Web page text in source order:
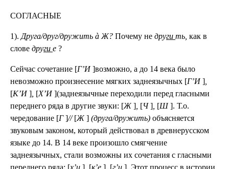
СОГЛАСНЫЕ
1). Друга/друг/дружить à Ж? Почему не други ть, как в
слове други е ?
Сейчас сочетание [Г’И]возможно, а до 14 века было
невозможно произнесение мягких заднеязычных [Г’И]
[К’И] [Х’И](заднеязычные переходили перед гласными
переднего ряда в другие звуки: [Ж ] [Ч] [Ш]. Т.о.
чередование [Г]//[Ж ] (друга/дружить) объясняется
звуковым законом, который действовал в древнерусском
языке до 14. В 14 веке произошло смягчение
заднеязычных, стали возможны их сочетания с гласными
переднего ряда: [х’и ] [к’е ] [г’и ]. Этот процесс в истории